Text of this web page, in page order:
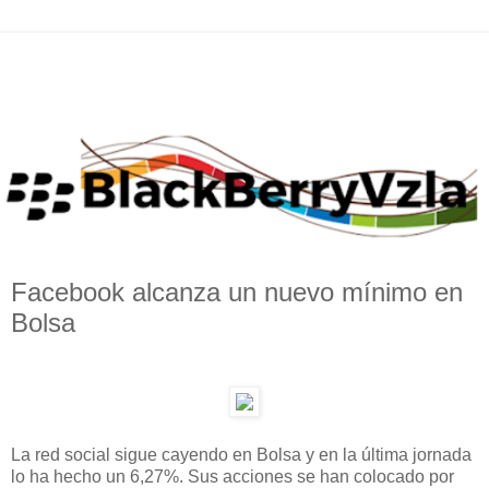
Facebook alcanza un nuevo mínimo en
Bolsa
La red social sigue cayendo en Bolsa y en la última jornada
lo ha hecho un 6,27%. Sus acciones se han colocado por